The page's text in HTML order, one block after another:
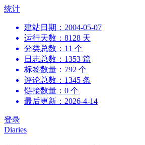
跳
统计
建站日期：2004-05-07
运行天数：8128 天
分类总数：11 个
日志总数：1353 篇
标签数量：792 个
评论总数：1345 条
链接数量：0 个
最后更新：2026-4-14
登录
Diaries